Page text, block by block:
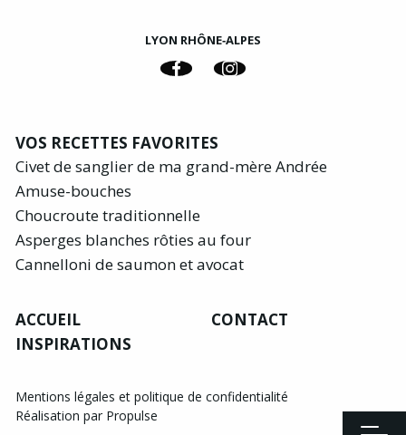
LYON RHÔNE‑ALPES
VOS RECETTES FAVORITES
Civet de sanglier de ma grand-mère Andrée
Amuse-bouches
Choucroute traditionnelle
Asperges blanches rôties au four
Cannelloni de saumon et avocat
ACCUEIL
INSPIRATIONS
CONTACT
Mentions légales et politique de confidentialité
Réalisation par Propulse